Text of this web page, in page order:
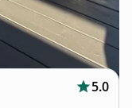
5.0